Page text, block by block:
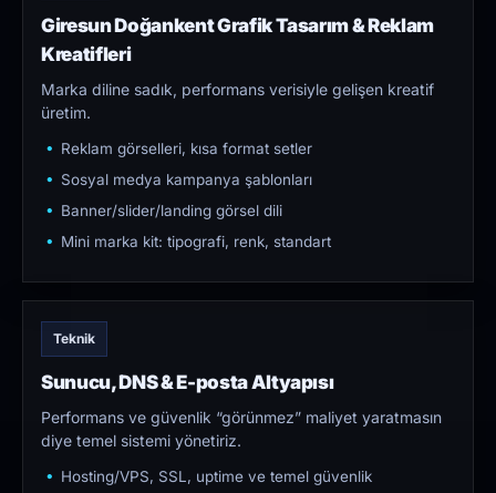
Giresun Doğankent Grafik Tasarım & Reklam
Kreatifleri
Marka diline sadık, performans verisiyle gelişen kreatif
üretim.
Reklam görselleri, kısa format setler
Sosyal medya kampanya şablonları
Banner/slider/landing görsel dili
Mini marka kit: tipografi, renk, standart
Teknik
Sunucu, DNS & E-posta Altyapısı
Performans ve güvenlik “görünmez” maliyet yaratmasın
diye temel sistemi yönetiriz.
Hosting/VPS, SSL, uptime ve temel güvenlik